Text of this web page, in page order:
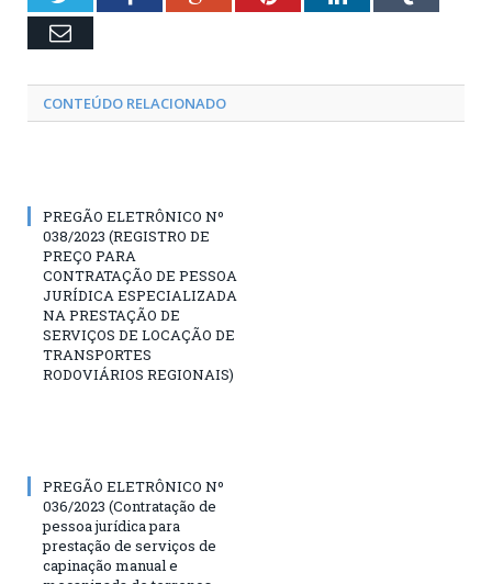
Email
CONTEÚDO RELACIONADO
PREGÃO ELETRÔNICO Nº
038/2023 (REGISTRO DE
PREÇO PARA
CONTRATAÇÃO DE PESSOA
JURÍDICA ESPECIALIZADA
NA PRESTAÇÃO DE
SERVIÇOS DE LOCAÇÃO DE
TRANSPORTES
RODOVIÁRIOS REGIONAIS)
PREGÃO ELETRÔNICO Nº
036/2023 (Contratação de
pessoa jurídica para
prestação de serviços de
capinação manual e